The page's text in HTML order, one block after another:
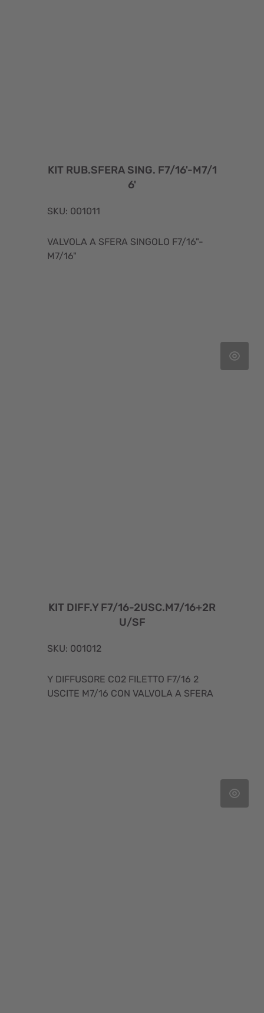
KIT RUB.SFERA SING. F7/16'-M7/1
6'
SKU: 001011
VALVOLA A SFERA SINGOLO F7/16"-
M7/16"
KIT DIFF.Y F7/16-2USC.M7/16+2R
U/SF
SKU: 001012
Y DIFFUSORE CO2 FILETTO F7/16 2
USCITE M7/16 CON VALVOLA A SFERA